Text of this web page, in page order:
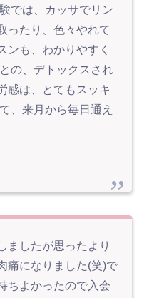
では、カッサでリン
ったり、色々やれて
ンも、わかりやすく
の、デトックスされ
感は、とてもスッキ
、来月から毎日通え
ましたが思ったより
痛になりました(笑)で
ちよかったので入会